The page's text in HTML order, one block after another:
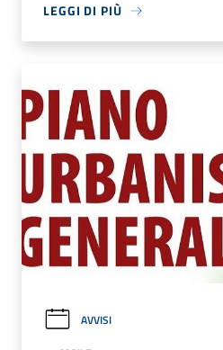
LEGGI DI PIÙ
AVVISI